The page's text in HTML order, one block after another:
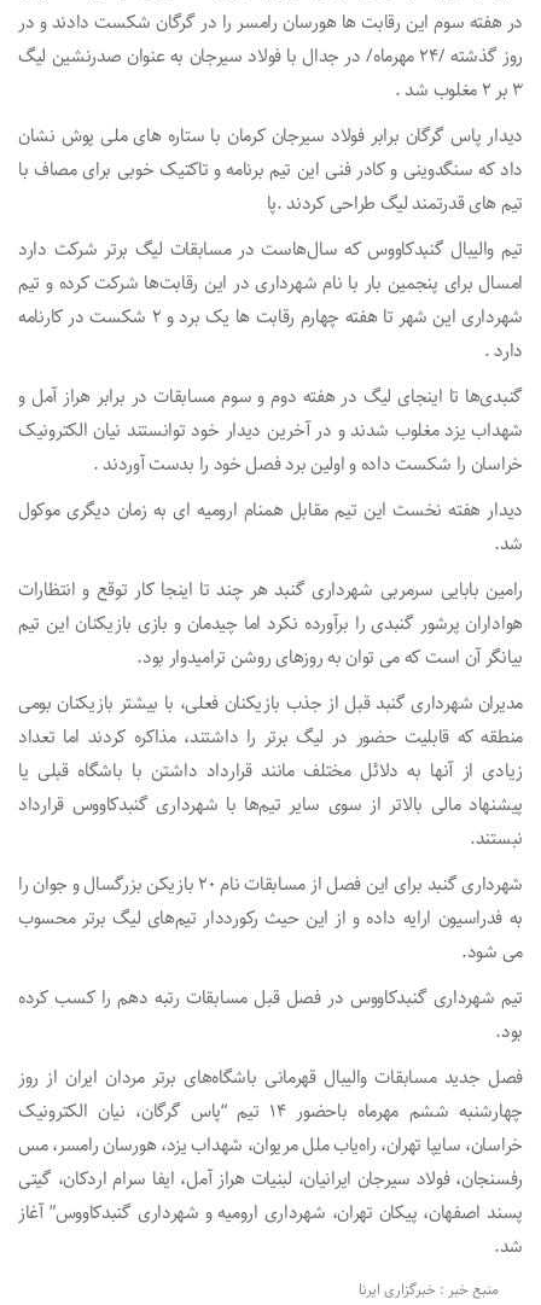
در هفته سوم این رقابت ها هورسان رامسر را در گرگان شکست دادند و در
روز گذشته /۲۴ مهرماه/ در جدال با فولاد سیرجان به عنوان صدرنشین لیگ
۳ بر ۲ مغلوب شد .
دیدار پاس گرگان برابر فولاد سیرجان کرمان با ستاره های ملی پوش نشان
داد که سنگدوینی و کادر فنی این تیم برنامه و تاکتیک خوبی برای مصاف با
تیم های قدرتمند لیگ طراحی کردند .پا
تیم والیبال گنبدکاووس که سال‌هاست در مسابقات لیگ برتر شرکت دارد
امسال برای پنجمین بار با نام شهرداری در این رقابت‌ها شرکت کرده و تیم
شهرداری این شهر تا هفته چهارم رقابت ها یک برد و ۲ شکست در کارنامه
دارد .
گنبدی‌ها تا اینجای لیگ در هفته دوم و سوم مسابقات در برابر هراز آمل و
شهداب یزد مغلوب شدند و در آخرین دیدار خود توانستند نیان الکترونیک
خراسان را شکست داده و اولین برد فصل خود را بدست آوردند .
دیدار هفته نخست این تیم مقابل همنام ارومیه ای به زمان دیگری موکول
شد.
رامین بابایی سرمربی شهرداری گنبد هر چند تا اینجا کار توقع و انتظارات
هواداران پرشور گنبدی را برآورده نکرد اما چیدمان و بازی بازیکنان این تیم
بیانگر آن است که می توان به روزهای روشن ترامیدوار بود.
مدیران شهرداری گنبد قبل از جذب بازیکنان فعلی، با بیشتر بازیکنان بومی
منطقه که قابلیت حضور در لیگ برتر را داشتند، مذاکره کردند اما تعداد
زیادی از آنها به دلائل مختلف مانند قرارداد داشتن با باشگاه قبلی یا
پیشنهاد مالی بالاتر از سوی سایر تیم‌ها با شهرداری گنبدکاووس قرارداد
نبستند.
شهرداری گنبد برای این فصل از مسابقات نام ۲۰ بازیکن بزرگسال و جوان را
به فدراسیون ارایه داده و از این حیث رکورددار تیم‌های لیگ برتر محسوب
می شود.
تیم شهرداری گنبدکاووس در فصل قبل مسابقات رتبه دهم را کسب کرده
بود.
فصل جدید مسابقات والیبال قهرمانی باشگاه‌های برتر مردان ایران از روز
چهارشنبه ششم مهرماه باحضور ۱۴ تیم “پاس گرگان، نیان الکترونیک
خراسان، سایپا تهران، راه‌یاب ملل مریوان، شهداب یزد، هورسان رامسر، مس
رفسنجان، فولاد سیرجان ایرانیان، لبنیات هراز آمل، ایفا سرام اردکان، گیتی
پسند اصفهان، پیکان تهران، شهرداری ارومیه و شهرداری گنبدکاووس” آغاز
شد.
منبع خبر : خبرگزاری ایرنا